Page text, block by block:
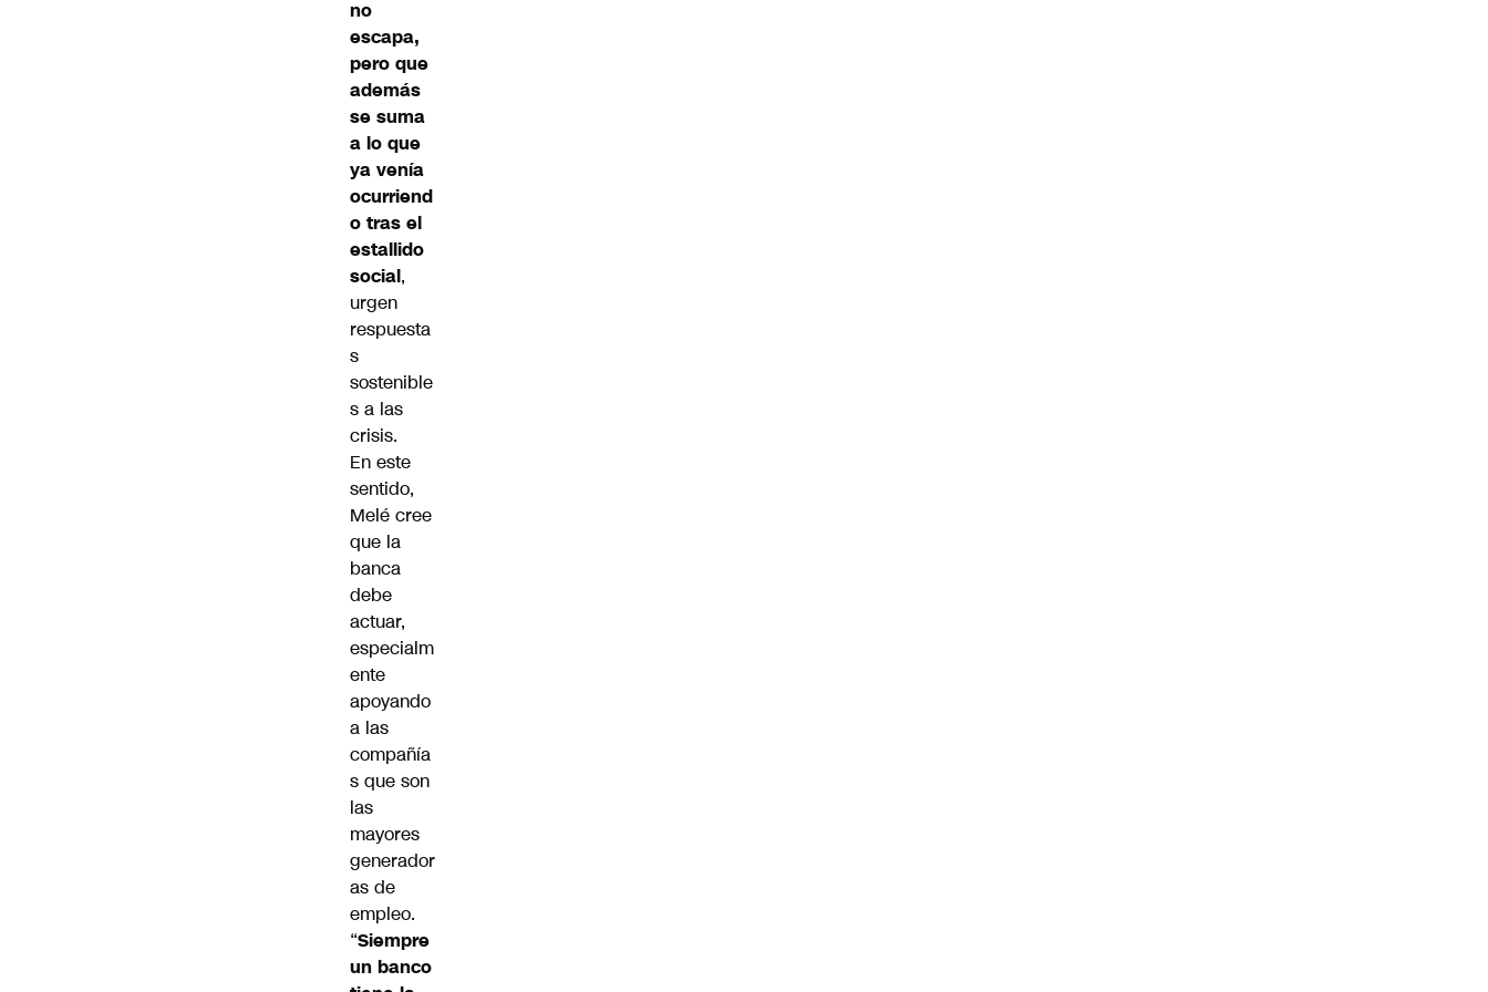
no
escapa,
pero que
además
se suma
a lo que
ya venía
ocurriend
o tras el
estallido
social,
urgen
respuesta
s
sostenible
s a las
crisis.
En este
sentido,
Melé cree
que la
banca
debe
actuar,
especialm
ente
apoyando
a las
compañía
s que son
las
mayores
generador
as de
empleo.
“Siempre
un banco